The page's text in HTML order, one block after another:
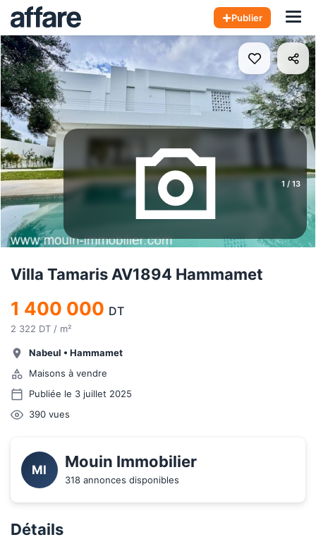
Publier
1 / 13
Villa Tamaris AV1894 Hammamet
1 400 000 DT
2 322 DT / m²
Nabeul • Hammamet
Maisons à vendre
Publiée le 3 juillet 2025
390 vues
MI Mouin Immobilier
318 annonces disponibles
Détails